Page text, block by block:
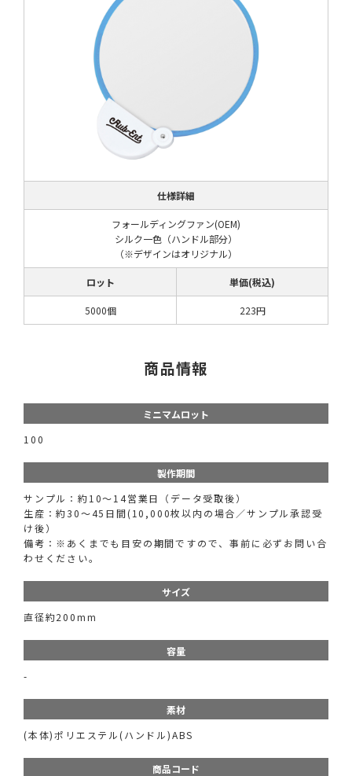
仕様詳細
フォールディングファン(OEM)
シルク一色（ハンドル部分）
（※デザインはオリジナル）
ロット 単価(税込)
5000個 223円
商品情報
ミニマムロット
100
製作期間
サンプル：約10〜14営業日（データ受取後）
生産：約30〜45日間(10,000枚以内の場合／サンプル承認受
け後）
備考：※あくまでも目安の期間ですので、事前に必ずお問い合
わせください。
サイズ
直径約200mm
容量
-
素材
(本体)ポリエステル(ハンドル)ABS
商品コード